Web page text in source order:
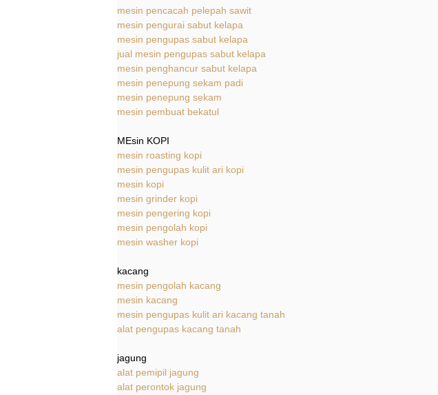
mesin pencacah pelepah sawit
mesin pengurai sabut kelapa
mesin pengupas sabut kelapa
jual mesin pengupas sabut kelapa
mesin penghancur sabut kelapa
mesin penepung sekam padi
mesin penepung sekam
mesin pembuat bekatul
MEsin KOPI
mesin roasting kopi
mesin pengupas kulit ari kopi
mesin kopi
mesin grinder kopi
mesin pengering kopi
mesin pengolah kopi
mesin washer kopi
kacang
mesin pengolah kacang
mesin kacang
mesin pengupas kulit ari kacang tanah
alat pengupas kacang tanah
jagung
alat pemipil jagung
alat perontok jagung